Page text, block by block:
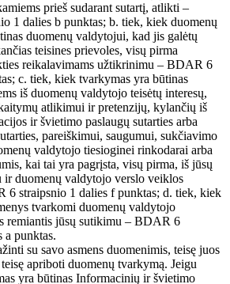
prieš sudarant sutartį, atlikti –
1 dalies b punktas; b. tiek, kiek duomenų
duomenų valdytojui, kad jis galėtų
teisines prievoles, visų pirma
reikalavimams užtikrinimu – BDAR 6
c. tiek, kiek tvarkymas yra būtinas
iš duomenų valdytojo teisėtų interesų,
atlikimui ir pretenzijų, kylančių iš
ir švietimo paslaugų sutarties arba
pareiškimui, saugumui, sukčiavimo
valdytojo tiesioginei rinkodarai arba
kai tai yra pagrįsta, visų pirma, iš jūsų
ir duomenų valdytojo verslo veiklos
6 straipsnio 1 dalies f punktas; d. tiek, kiek
tvarkomi duomenų valdytojo
remiantis jūsų sutikimu – BDAR 6
a punktas.
su savo asmens duomenimis, teisę juos
apriboti duomenų tvarkymą. Jeigu
yra būtinas Informacinių ir švietimo